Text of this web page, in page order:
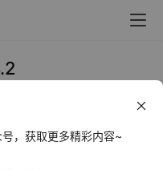
，获取更多精彩内容~